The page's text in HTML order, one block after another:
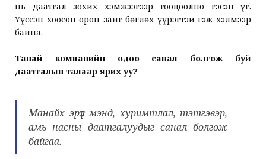
нь даатгал зохих хэмжээгээр тооцоолно гэсэн үг.
Үүссэн хоосон орон зайг бөглөх үүрэгтэй гэж хэлмээр
байна.
Танай компанийн одоо санал болгож буй
даатгалын талаар ярих уу?
Манайх эрүүл мэнд, хуримтлал, тэтгэвэр,
амь насны даатгалуудыг санал болгож
байгаа.